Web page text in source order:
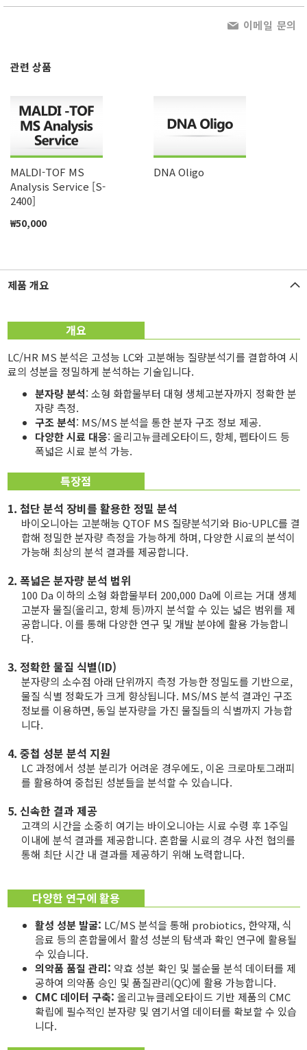
이메일 문의
관련 상품
MALDI-TOF MS
Analysis Service [S-
2400]
₩50,000
DNA Oligo
제품 개요
개요
LC/HR MS 분석은 고성능 LC와 고분해능 질량분석기를 결합하여 시
료의 성분을 정밀하게 분석하는 기술입니다.
분자량 분석: 소형 화합물부터 대형 생체고분자까지 정확한 분
자량 측정.
구조 분석: MS/MS 분석을 통한 분자 구조 정보 제공.
다양한 시료 대응: 올리고뉴클레오타이드, 항체, 펩타이드 등
폭넓은 시료 분석 가능.
특장점
1. 첨단 분석 장비를 활용한 정밀 분석
바이오니아는 고분해능 QTOF MS 질량분석기와 Bio-UPLC를 결
합해 정밀한 분자량 측정을 가능하게 하며, 다양한 시료의 분석이
가능해 최상의 분석 결과를 제공합니다.
2. 폭넓은 분자량 분석 범위
100 Da 이하의 소형 화합물부터 200,000 Da에 이르는 거대 생체
고분자 물질(올리고, 항체 등)까지 분석할 수 있는 넓은 범위를 제
공합니다. 이를 통해 다양한 연구 및 개발 분야에 활용 가능합니
다.
3. 정확한 물질 식별(ID)
분자량의 소수점 아래 단위까지 측정 가능한 정밀도를 기반으로,
물질 식별 정확도가 크게 향상됩니다. MS/MS 분석 결과인 구조
정보를 이용하면, 동일 분자량을 가진 물질들의 식별까지 가능합
니다.
4. 중첩 성분 분석 지원
LC 과정에서 성분 분리가 어려운 경우에도, 이온 크로마토그래피
를 활용하여 중첩된 성분들을 분석할 수 있습니다.
5. 신속한 결과 제공
고객의 시간을 소중히 여기는 바이오니아는 시료 수령 후 1주일
이내에 분석 결과를 제공합니다. 혼합물 시료의 경우 사전 협의를
통해 최단 시간 내 결과를 제공하기 위해 노력합니다.
다양한 연구에 활용
활성 성분 발굴: LC/MS 분석을 통해 probiotics, 한약재, 식
음료 등의 혼합물에서 활성 성분의 탐색과 확인 연구에 활용될
수 있습니다.
의약품 품질 관리: 약효 성분 확인 및 불순물 분석 데이터를 제
공하여 의약품 승인 및 품질관리(QC)에 활용 가능합니다.
CMC 데이터 구축: 올리고뉴클레오타이드 기반 제품의 CMC
확립에 필수적인 분자량 및 염기서열 데이터를 확보할 수 있습
니다.